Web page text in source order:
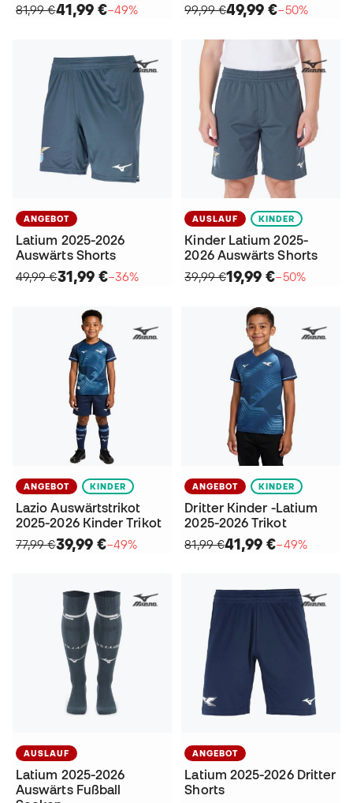
81,99 €41,99 €−49%
99,99 €49,99 €−50%
ANGEBOT
Latium 2025-2026
Auswärts Shorts
49,99 €31,99 €−36%
AUSLAUF KINDER
Kinder Latium 2025-
2026 Auswärts Shorts
39,99 €19,99 €−50%
ANGEBOT KINDER
Lazio Auswärtstrikot
2025-2026 Kinder Trikot
77,99 €39,99 €−49%
ANGEBOT KINDER
Dritter Kinder -Latium
2025-2026 Trikot
81,99 €41,99 €−49%
AUSLAUF
Latium 2025-2026
Auswärts Fußball
ANGEBOT
Latium 2025-2026 Dritter
Shorts